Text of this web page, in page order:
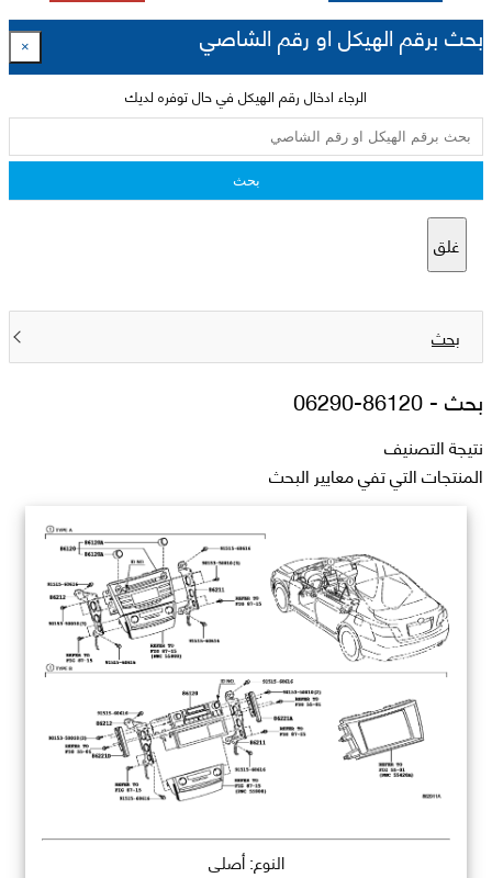
بحث برقم الهيكل او رقم الشاصي ×
الرجاء ادخال رقم الهيكل في حال توفره لديك
بحث
غلق
بحث
بحث -86120-06290
نتيجة التصنيف
المنتجات التي تفي معايير البحث
النوع: أصلي